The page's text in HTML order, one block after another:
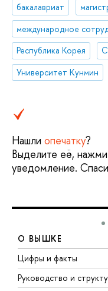
бакалавриат
международное
Республика Корея
Университет Кунмин
Нашли опечатку?
Выделите её,
уведомление.
О ВЫШКЕ
Цифры и факты
Руководство и